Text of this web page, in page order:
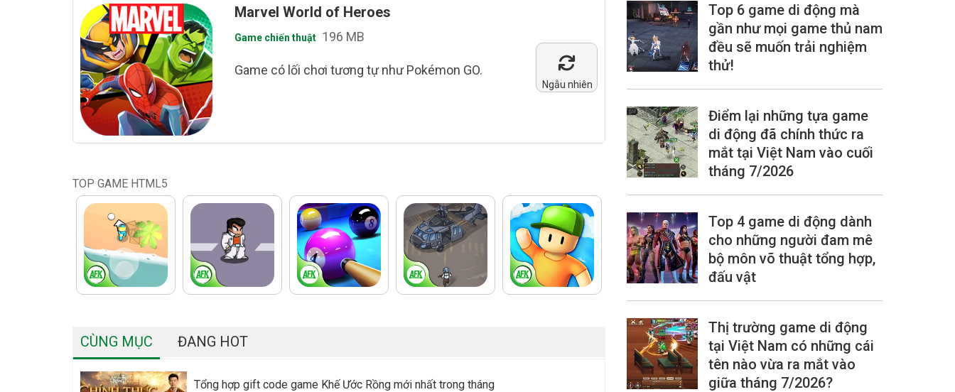
Marvel World of Heroes
Game chiến thuật 196 MB
Game có lối chơi tương tự như Pokémon GO.
Ngẫu nhiên
TOP GAME HTML5
CÙNG MỤC ĐANG HOT
Tổng hợp gift code game Khế Ước Rồng mới nhất trong tháng
Top 6 game di động mà
gần như mọi game thủ nam
đều sẽ muốn trải nghiệm
thử!
Điểm lại những tựa game
di động đã chính thức ra
mắt tại Việt Nam vào cuối
tháng 7/2026
Top 4 game di động dành
cho những người đam mê
bộ môn võ thuật tổng hợp,
đấu vật
Thị trường game di động
tại Việt Nam có những cái
tên nào vừa ra mắt vào
giữa tháng 7/2026?